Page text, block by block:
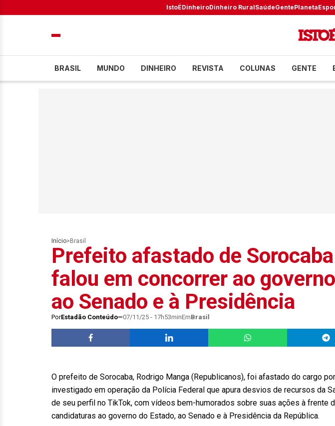
IstoÉDinheiroDinheiro RuralSaúdeGentePlaneta
BRASIL MUNDO DINHEIRO REVISTA COLUNAS GENTE
Início> Brasil
Prefeito afastado de
falou em concorrer ao governo
ao Senado e à Presidência
PorEstadão Conteúdo 07/11/25 - 17h53minEmBrasil
O prefeito de Sorocaba, Rodrigo Manga (Republicanos), foi afastado do cargo
investigado em operação da Polícia Federal que apura desvios de recursos da
de seu perfil no TikTok, com vídeos bem-humorados sobre suas ações à frente
candidaturas ao governo do Estado, ao Senado e à Presidência da República.